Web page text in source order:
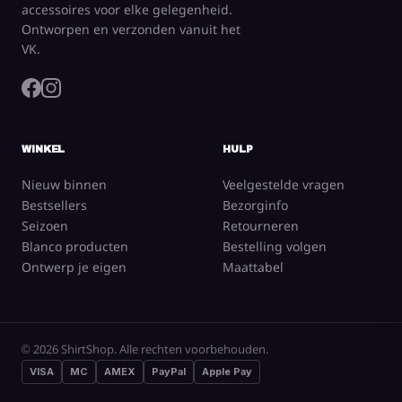
accessoires voor elke gelegenheid.
Ontworpen en verzonden vanuit het
VK.
WINKEL
Nieuw binnen
Bestsellers
Seizoen
Blanco producten
Ontwerp je eigen
HULP
Veelgestelde vragen
Bezorginfo
Retourneren
Bestelling volgen
Maattabel
© 2026 ShirtShop. Alle rechten voorbehouden.
VISA MC AMEX PayPal Apple Pay